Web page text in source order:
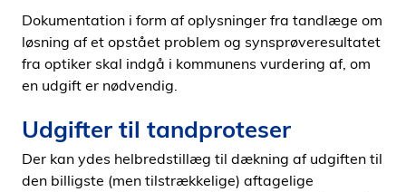
Dokumentation i form af oplysninger fra tandlæge om
løsning af et opstået problem og synsprøveresultatet
fra optiker skal indgå i kommunens vurdering af, om
en udgift er nødvendig.
Udgifter til tandproteser
Der kan ydes helbredstillæg til dækning af udgiften til
den billigste (men tilstrækkelige) aftagelige